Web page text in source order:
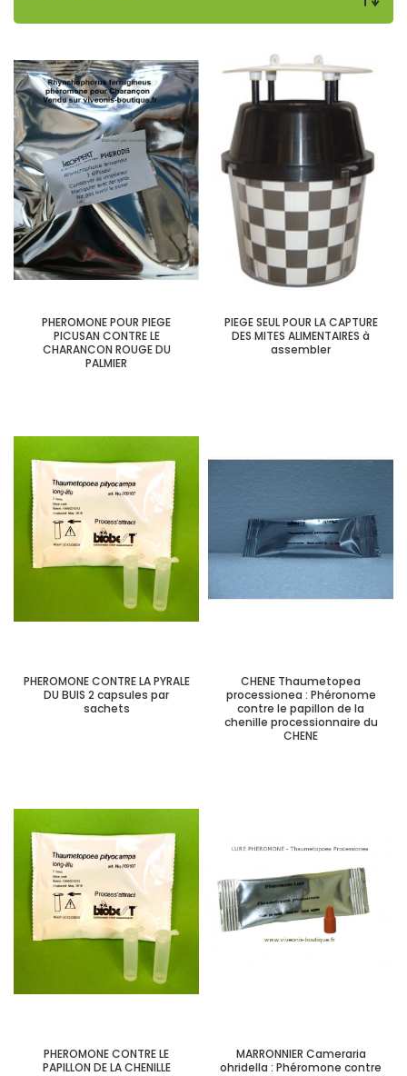
PHEROMONE POUR PIEGE
PICUSAN CONTRE LE
CHARANCON ROUGE DU
PALMIER
PIEGE SEUL POUR LA CAPTURE
DES MITES ALIMENTAIRES à
assembler
PHEROMONE CONTRE LA PYRALE
DU BUIS 2 capsules par
sachets
CHENE Thaumetopea
processionea : Phéronome
contre le papillon de la
chenille processionnaire du
CHENE
PHEROMONE CONTRE LE
PAPILLON DE LA CHENILLE
MARRONNIER Cameraria
ohridella : Phéromone contre